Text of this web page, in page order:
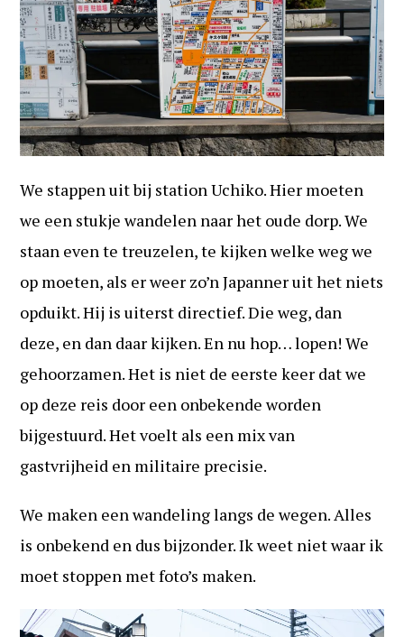
We stappen uit bij station Uchiko. Hier moeten
we een stukje wandelen naar het oude dorp. We
staan even te treuzelen, te kijken welke weg we
op moeten, als er weer zo’n Japanner uit het niets
opduikt. Hij is uiterst directief. Die weg, dan
deze, en dan daar kijken. En nu hop… lopen! We
gehoorzamen. Het is niet de eerste keer dat we
op deze reis door een onbekende worden
bijgestuurd. Het voelt als een mix van
gastvrijheid en militaire precisie.
We maken een wandeling langs de wegen. Alles
is onbekend en dus bijzonder. Ik weet niet waar ik
moet stoppen met foto’s maken.